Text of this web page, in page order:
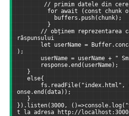
// primim datele din
for await (const chunk of
buffers.push(chunk);
}
// obținem reprezentarea ca
răspunsului
let userName =
);
userName = userName + "
response.end(userName);
}
else{
fs.readFile("index.html",
onse.end(data));
}
}).listen(3000,
t la adresa http://